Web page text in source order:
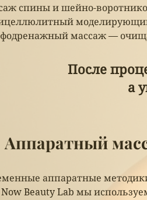
спины и шейно-
массаж —
После
а
Аппаратный
аппаратные
Beauty Lab мы